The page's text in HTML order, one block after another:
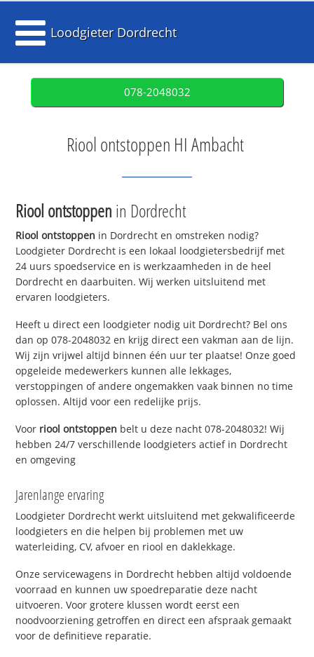
Loodgieter Dordrecht
078-2048032
Riool ontstoppen HI Ambacht
Riool ontstoppen in Dordrecht
Riool ontstoppen in Dordrecht en omstreken nodig?
Loodgieter Dordrecht is een lokaal loodgietersbedrijf met
24 uurs spoedservice en is werkzaamheden in de heel
Dordrecht en daarbuiten. Wij werken uitsluitend met
ervaren loodgieters.
Heeft u direct een loodgieter nodig uit Dordrecht? Bel ons
dan op 078-2048032 en krijg direct een vakman aan de lijn.
Wij zijn vrijwel altijd binnen één uur ter plaatse! Onze goed
opgeleide medewerkers kunnen alle lekkages,
verstoppingen of andere ongemakken vaak binnen no time
oplossen. Altijd voor een redelijke prijs.
Voor riool ontstoppen belt u deze nacht 078-2048032! Wij
hebben 24/7 verschillende loodgieters actief in Dordrecht
en omgeving
Jarenlange ervaring
Loodgieter Dordrecht werkt uitsluitend met gekwalificeerde
loodgieters en die helpen bij problemen met uw
waterleiding, CV, afvoer en riool en daklekkage.
Onze servicewagens in Dordrecht hebben altijd voldoende
voorraad en kunnen uw spoedreparatie deze nacht
uitvoeren. Voor grotere klussen wordt eerst een
noodvoorziening getroffen en direct een afspraak gemaakt
voor de definitieve reparatie.